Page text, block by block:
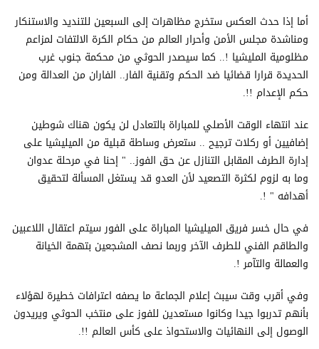
أما إذا حدث العكس ستخرج مظاهرات إلى السبعين للتنديد والاستنكار
ومناشدة مجلس الأمن وأحرار العالم من حكام الكرة الالتفات لمزاعم
مظلومية المليشيا !.. كما سيصدر الحوثي من محكمة جنوب غرب
الحديدة قرارا قضائيا ضد الحكم وتقنية الفار.. الفاران من العدالة ومن
حكم الإعدام !!.
عند انتهاء الوقت الأصلي للمباراة بالتعادل لن يكون هناك شوطين
إضافيين أو ركلات ترجيح .. ستعرض وساطة قبلية من الميليشيا على
إدارة الطرف المقابل التنازل عن حق الفوز.. " إحنا في مرحلة عدوان
وما به لزوم لكثرة التصعيد لأن العدو قد يستغل المسألة لتحقيق
أهدافه " !.
في حال خسر فريق الميليشيا المباراة على الفور سيتم اعتقال اللاعبين
والطاقم الفني للطرف الآخر وربما نصف المشجعين بتهمة الخيانة
والعمالة والتآمر !.
وفي أقرب وقت سيبث إعلام الجماعة ما يصفه اعترافات خطيرة لهؤلاء
بأنهم تدربوا جيدا وكانوا مستعدين للفوز على منتخب الحوثي ويريدون
الوصول إلى النهائيات والاستحواذ على كأس العالم !!.